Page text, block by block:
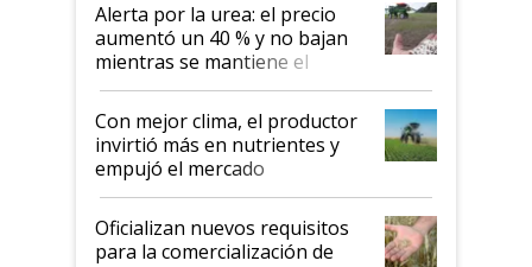
Alerta por la urea: el precio
aumentó un 40 % y no bajan
mientras se mantiene el
conflicto en Medio Oriente
Con mejor clima, el productor
invirtió más en nutrientes y
empujó el mercado
Oficializan nuevos requisitos
para la comercialización de